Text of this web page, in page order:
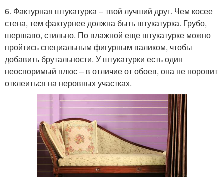
6. Фактурная штукатурка – твой лучший друг. Чем косее
стена, тем фактурнее должна быть штукатурка. Грубо,
шершаво, стильно. По влажной еще штукатурке можно
пройтись специальным фигурным валиком, чтобы
добавить брутальности. У штукатурки есть один
неоспоримый плюс – в отличие от обоев, она не норовит
отклеиться на неровных участках.